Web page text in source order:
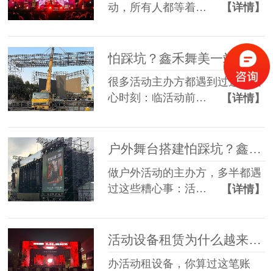
动，所有人都等着…
【详情】
怕踩坑？鑫禾舞美一站式租赁搭建帮你省一半心
很多活动主办方都遇到过这些糟
心时刻：临活动前…
【详情】
户外舞台搭建怕踩坑？鑫禾舞美给你稳稳的保障
做户外活动的主办方，多半都遇
过这些糟心事：活…
【详情】
活动设备租赁为什么越来越多人选一站式？
办活动租设备，你算过这笔账